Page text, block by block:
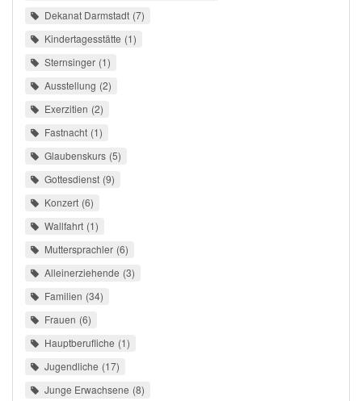
Dekanat Darmstadt 7
Kindertagesstätte 1
Sternsinger 1
Ausstellung 2
Exerzitien 2
Fastnacht 1
Glaubenskurs 5
Gottesdienst 9
Konzert 6
Wallfahrt 1
Muttersprachler 6
Alleinerziehende 3
Familien 34
Frauen 6
Hauptberufliche 1
Jugendliche 17
Junge Erwachsene 8